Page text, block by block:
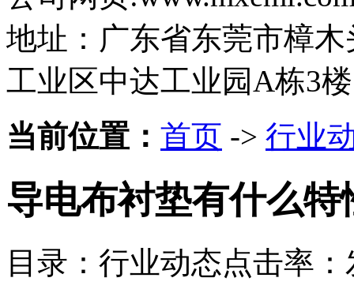
地址：广东省东莞市樟
工业区中达工业园A栋3楼
当前位置： 首页 -> 行业
导电布衬垫有什么特
目录：行业动态点击率：